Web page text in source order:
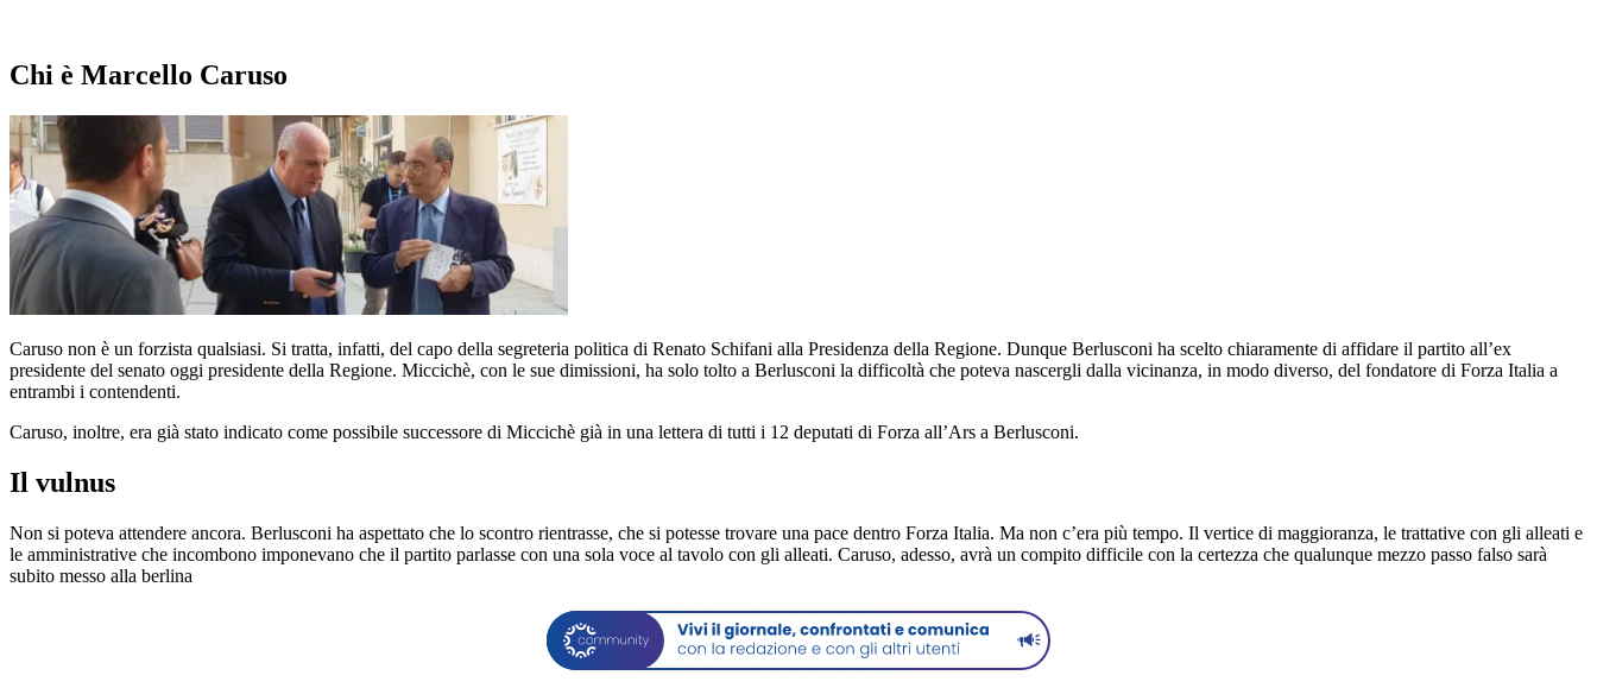
Chi è Marcello Caruso
Caruso non è un forzista qualsiasi. Si tratta, infatti, del capo della segreteria politica di Renato Schifani alla Presidenza della Regione. Dunque Berlusconi ha scelto chiaramente di affidare il partito all’ex
presidente del senato oggi presidente della Regione. Miccichè, con le sue dimissioni, ha solo tolto a Berlusconi la difficoltà che poteva nascergli dalla vicinanza, in modo diverso, del fondatore di Forza Italia a
entrambi i contendenti.
Caruso, inoltre, era già stato indicato come possibile successore di Miccichè già in una lettera di tutti i 12 deputati di Forza all’Ars a Berlusconi.
Il vulnus
Non si poteva attendere ancora. Berlusconi ha aspettato che lo scontro rientrasse, che si potesse trovare una pace dentro Forza Italia. Ma non c’era più tempo. Il vertice di maggioranza, le trattative con gli alleati e
le amministrative che incombono imponevano che il partito parlasse con una sola voce al tavolo con gli alleati. Caruso, adesso, avrà un compito difficile con la certezza che qualunque mezzo passo falso sarà
subito messo alla berlina